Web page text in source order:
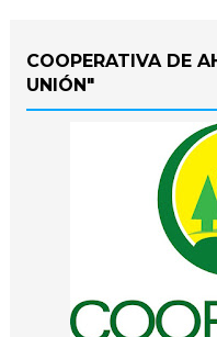
COOPERATIVA DE
UNIÓN"